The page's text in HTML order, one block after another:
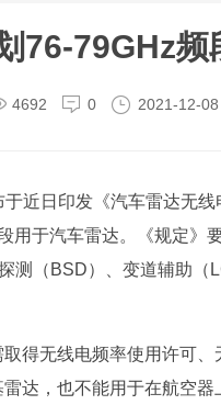
76-79GHz频
4692 0 2021-12-
于近日印发《汽车雷达无
用于汽车雷达。《规定》
测（BSD）、变道辅助（
得无线电频率使用许可
达，也不能用于在航空器